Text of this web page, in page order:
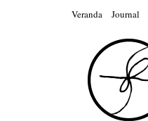
Veranda Journal